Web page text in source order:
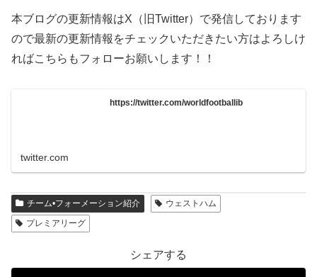
本ブログの更新情報はX（旧Twitter）で発信しております
ので最新の更新情報をチェックいただきたい方はよろしけ
ればこちらもフォローお願いします！！
https://twitter.com/worldfootballib
twitter.com
チーム•フォーメーション紹介
ウェストハム
プレミアリーグ
シェアする